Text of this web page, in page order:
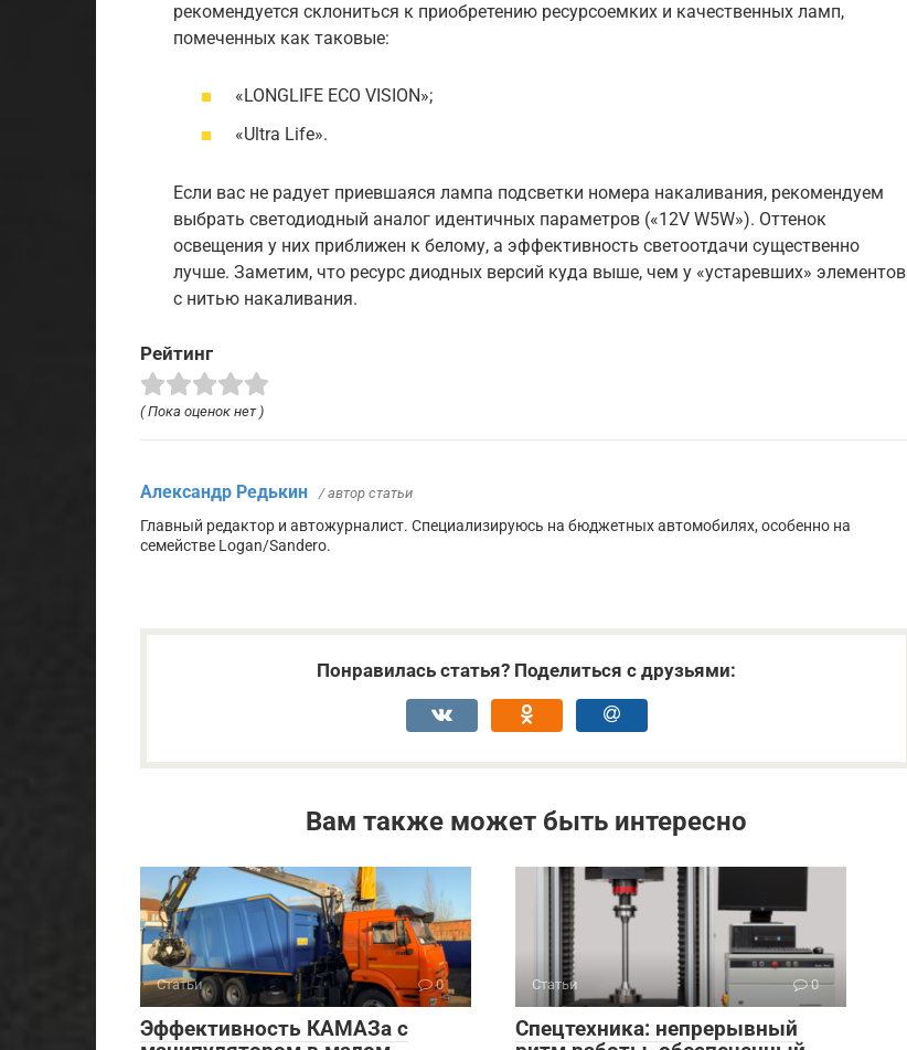
рекомендуется склониться к приобретению ресурсоемких и качественных ламп,
помеченных как таковые:
«LONGLIFE ECO VISION»;
«Ultra Life».
Если вас не радует приевшаяся лампа подсветки номера накаливания, рекомендуем
выбрать светодиодный аналог идентичных параметров («12V W5W»). Оттенок
освещения у них приближен к белому, а эффективность светоотдачи существенно
лучше. Заметим, что ресурс диодных версий куда выше, чем у «устаревших» элементов
с нитью накаливания.
Рейтинг
( Пока оценок нет )
Александр Редькин / автор статьи
Главный редактор и автожурналист. Специализируюсь на бюджетных автомобилях, особенно на
семействе Logan/Sandero.
Понравилась статья? Поделиться с друзьями:
Вам также может быть интересно
Статьи 0
Эффективность КАМАЗа с
Статьи 0
Спецтехника: непрерывный